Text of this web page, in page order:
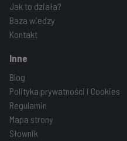
Jak to działa?
Baza wiedzy
Kontakt
Inne
Blog
Polityka prywatności i Cookies
Regulamin
Mapa strony
Słownik